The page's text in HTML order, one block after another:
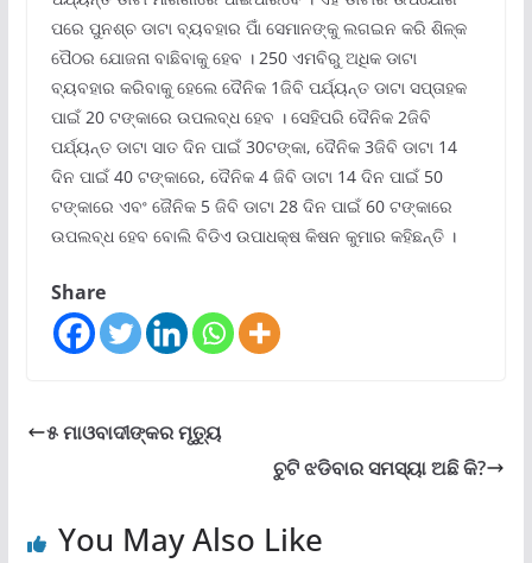
ପରେ ପୁନଶ୍ଚ ଡାଟା ବ୍ୟବହାର ପାିଁ ସେମାନଙ୍କୁ ଲଗଇନ କରି ଶିଳ୍କ
ପୈଠର ଯୋଜନା ବାଛିବାକୁ ହେବ । 250 ଏମବିରୁ ଅଧିକ ଡାଟା
ବ୍ୟବହାର କରିବାକୁ ହେଲେ ଦୈନିକ 1ଜିବି ପର୍ଯ୍ୟନ୍ତ ଡାଟା ସପ୍ତାହକ
ପାଇଁ 20 ଟଙ୍କାରେ ଉପଲବ୍ଧ ହେବ । ସେହିପରି ଦୈନିକ 2ଜିବି
ପର୍ଯ୍ୟନ୍ତ ଡାଟା ସାତ ଦିନ ପାଇଁ 30ଟଙ୍କା, ଦୈନିକ 3ଜିବି ଡାଟା 14
ଦିନ ପାଇଁ 40 ଟଙ୍କାରେ, ଦୈନିକ 4 ଜିବି ଡାଟା 14 ଦିନ ପାଇଁ 50
ଟଙ୍କାରେ ଏବଂ ଜୈନିକ 5 ଜିବି ଡାଟା 28 ଦିନ ପାଇଁ 60 ଟଙ୍କାରେ
ଉପଲବ୍ଧ ହେବ ବୋଲି ବିଡିଏ ଉପାଧକ୍ଷ କିଷନ କୁମାର କହିଛନ୍ତି ।
Share
୫ ମାଓବାଦୀଙ୍କର ମୃତ୍ୟୁ
ଚୁଟି ଝଡିବାର ସମସ୍ୟା ଅଛି କି?
You May Also Like